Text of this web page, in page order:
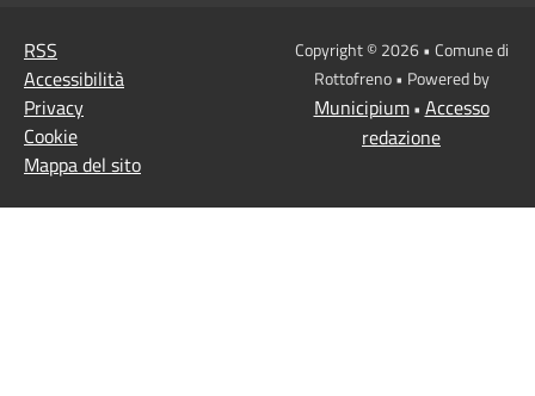
RSS
Accessibilità
Privacy
Cookie
Mappa del sito
Copyright © 2026 • Comune di
Rottofreno • Powered by
Municipium• Accesso
redazione